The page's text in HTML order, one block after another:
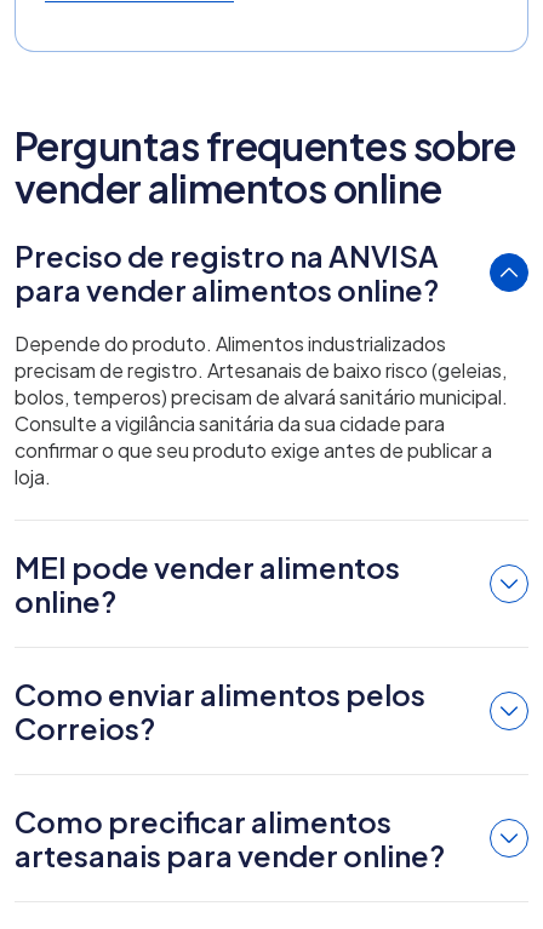
Perguntas frequentes sobre
vender alimentos online
Preciso de registro na ANVISA
para vender alimentos online?
Depende do produto. Alimentos industrializados
precisam de registro. Artesanais de baixo risco (geleias,
bolos, temperos) precisam de alvará sanitário municipal.
Consulte a vigilância sanitária da sua cidade para
confirmar o que seu produto exige antes de publicar a
loja.
MEI pode vender alimentos
online?
Como enviar alimentos pelos
Correios?
Como precificar alimentos
artesanais para vender online?